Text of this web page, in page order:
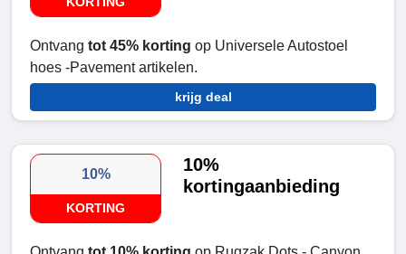
Ontvang tot 45% korting op Universele Autostoel
hoes -Pavement artikelen.
krijg deal
10%
KORTING
10%
kortingaanbieding